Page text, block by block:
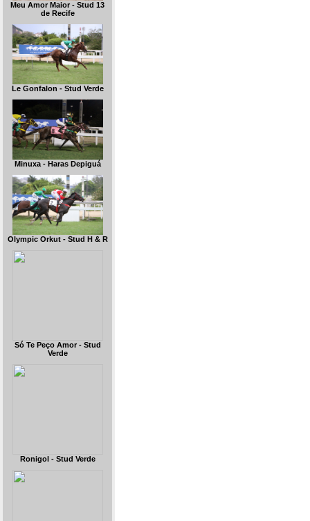
Meu Amor Maior - Stud 13
de Recife
Le Gonfalon - Stud Verde
Minuxa - Haras Depiguá
Olympic Orkut - Stud H & R
Só Te Peço Amor - Stud
Verde
Ronigol - Stud Verde